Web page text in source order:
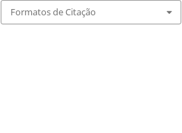
Formatos de Citação